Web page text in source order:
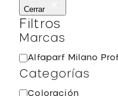
Cerrar
Filtros
Marcas
M
a
Alfaparf Milano
Categorías
C Coloración